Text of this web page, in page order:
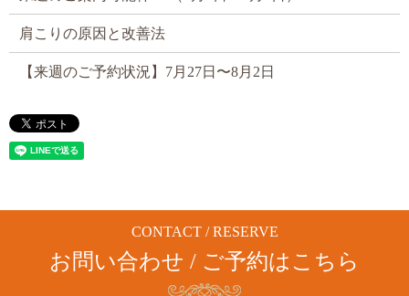
肩こりの原因と改善法
【来週のご予約状況】7月27日〜8月2日
CONTACT / RESERVE
お問い合わせ / ご予約はこちら